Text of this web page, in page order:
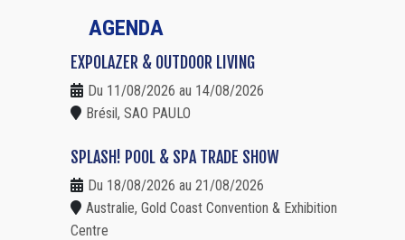
AGENDA
EXPOLAZER & OUTDOOR LIVING
Du 11/08/2026 au 14/08/2026
Brésil, SAO PAULO
SPLASH! POOL & SPA TRADE SHOW
Du 18/08/2026 au 21/08/2026
Australie, Gold Coast Convention & Exhibition
Centre